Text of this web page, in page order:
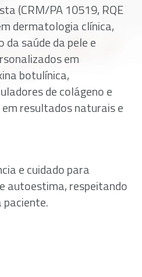
(CRM/PA 10519, RQE
dermatologia clínica,
da saúde da pele e
em
botulínica,
de colágeno e
resultados naturais e
e cuidado para
autoestima, respeitando
paciente.